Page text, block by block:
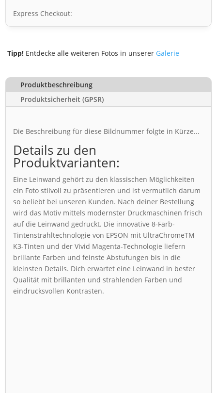
Express Checkout:
Tipp! Entdecke alle weiteren Fotos in unserer Galerie
Produktbeschreibung
Produktsicherheit (GPSR)
Die Beschreibung für diese Bildnummer folgte in Kürze...
Details zu den
Produktvarianten:
Eine Leinwand gehört zu den klassischen Möglichkeiten
ein Foto stilvoll zu präsentieren und ist vermutlich darum
so beliebt bei unseren Kunden. Nach deiner Bestellung
wird das Motiv mittels modernster Druckmaschinen frisch
auf die Leinwand gedruckt. Die innovative 8-Farb-
Tintenstrahltechnologie von EPSON mit UltraChromeTM
K3-Tinten und der Vivid Magenta-Technologie liefern
brillante Farben und feinste Abstufungen bis in die
kleinsten Details. Dich erwartet eine Leinwand in bester
Qualität mit brillanten und strahlenden Farben und
eindrucksvollen Kontrasten.